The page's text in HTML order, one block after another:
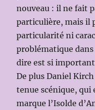
nouveau : il ne fait
particulière, mais il
particularité ni
problématique dans
dire est si
De plus Daniel
tenue scénique, qui
marque l’Isolde